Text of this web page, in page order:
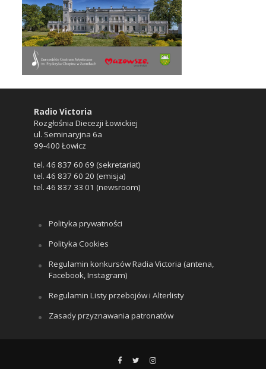
Radio Victoria
Rozgłośnia Diecezji Łowickiej
ul. Seminaryjna 6a
99-400 Łowicz
tel. 46 837 60 69 (sekretariat)
tel. 46 837 60 20 (emisja)
tel. 46 837 33 01 (newsroom)
Polityka prywatności
Polityka Cookies
Regulamin konkursów Radia Victoria (antena,
Facebook, Instagram)
Regulamin Listy przebojów i Alterlisty
Zasady przyznawania patronatów